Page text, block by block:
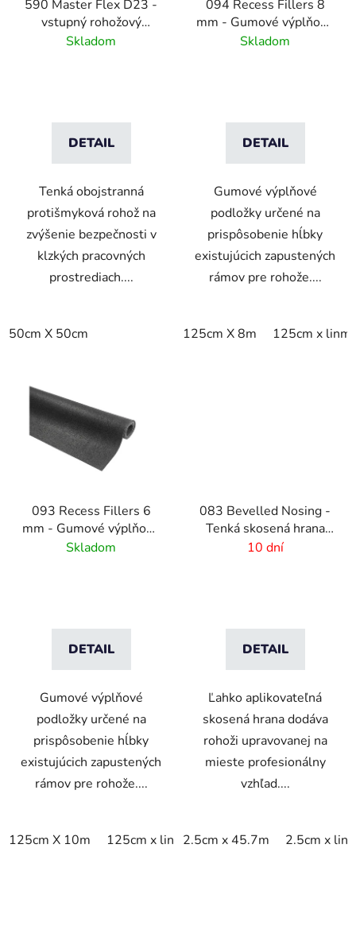
590 Master Flex D23 -
vstupný rohožový
systém s
Skladom
DETAIL
Tenká obojstranná
protišmyková rohož na
zvýšenie bezpečnosti v
klzkých pracovných
prostrediach....
50cm X 50cm
094 Recess Fillers 8
mm - Gumové výplňové
podložky
Skladom
DETAIL
Gumové výplňové
podložky určené na
prispôsobenie hĺbky
existujúcich zapustených
rámov pre rohože....
125cm X 8m 125cm x linm
093 Recess Fillers 6
mm - Gumové výplňové
podložky
Skladom
DETAIL
Gumové výplňové
podložky určené na
prispôsobenie hĺbky
existujúcich zapustených
rámov pre rohože....
125cm X 10m 125cm x linm
083 Bevelled Nosing -
Tenká skosená hrana
pre rohože - 2 mm
10 dní
DETAIL
Ľahko aplikovateľná
skosená hrana dodáva
rohoži upravovanej na
mieste profesionálny
vzhľad....
2.5cm x 45.7m 2.5cm x